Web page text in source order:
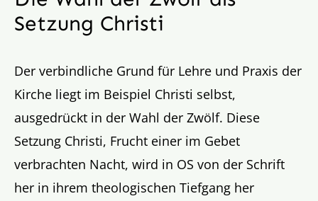
Setzung Christi
Der verbindliche Grund für Lehre und Praxis der
Kirche liegt im Beispiel Christi selbst,
ausgedrückt in der Wahl der Zwölf. Diese
Setzung Christi, Frucht einer im Gebet
verbrachten Nacht, wird in OS von der Schrift
her in ihrem theologischen Tiefgang her